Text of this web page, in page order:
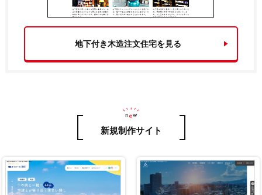
地下付き木造注文住宅を見る
新規制作サイト